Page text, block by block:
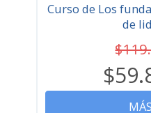
Curso de Los
de